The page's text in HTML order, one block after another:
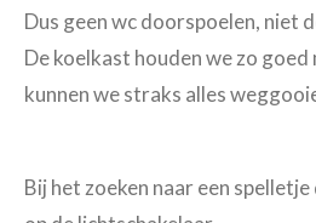
Dus geen wc doorspoelen, niet
De koelkast houden we zo
kunnen we straks alles
Bij het zoeken naar een